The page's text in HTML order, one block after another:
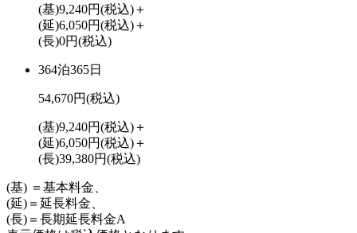
(基)9,240円(税込)＋
(延)6,050円(税込)＋
(長)0円(税込)
364泊365日
54,670円(税込)
(基)9,240円(税込)＋
(延)6,050円(税込)＋
(長)39,380円(税込)
(基) ＝基本料金、
(延)＝延長料金、
(長)＝長期延長料金A